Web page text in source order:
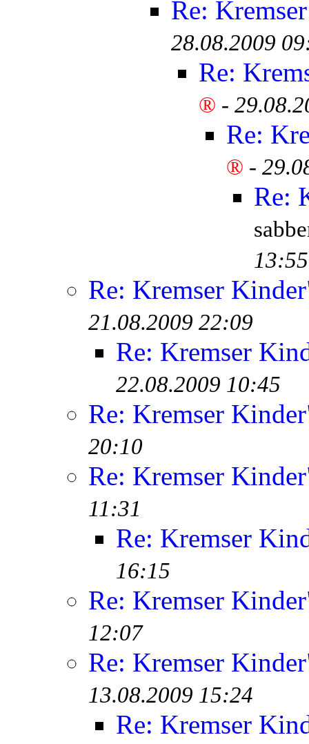
Re:
28.08.2009
Re:
® -
Re:
® -
Re:
13:55
Re: Kremser
21.08.2009 22:09
Re: Kremser
22.08.2009 10:45
Re: Kremser
20:10
Re: Kremser
11:31
Re: Kremser
16:15
Re: Kremser
12:07
Re: Kremser
13.08.2009 15:24
Re: Kremser